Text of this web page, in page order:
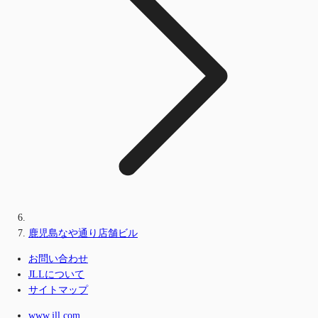
鹿児島なや通り店舗ビル
お問い合わせ
JLLについて
サイトマップ
www.jll.com